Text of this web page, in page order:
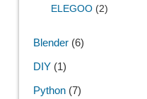
ELEGOO(2)
Blender(6)
DIY(1)
Python(7)